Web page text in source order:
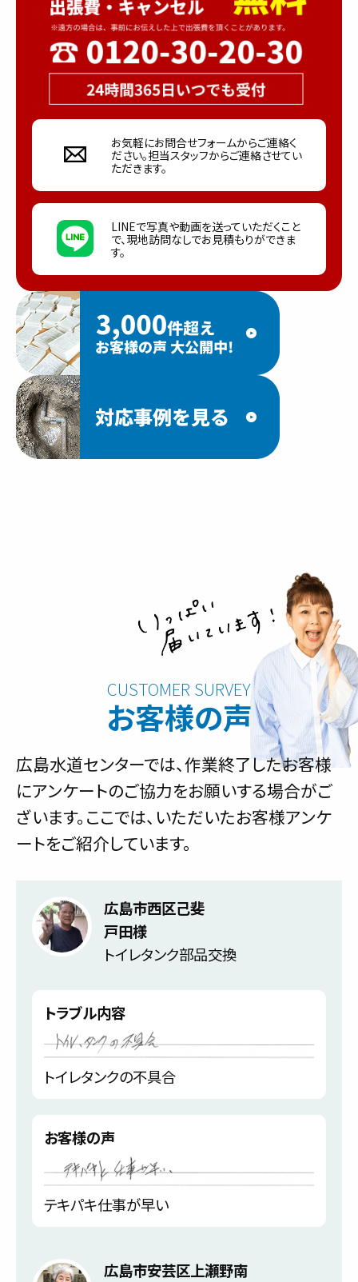
お気軽にお問合せフォームからご連絡く
ださい。担当スタッフからご連絡させてい
ただきます。
LINEで写真や動画を送っていただくこと
で、現地訪問なしでお見積もりができま
す。
お客様の声
広島水道センターでは、作業終了したお客様
にアンケートのご協力をお願いする場合がご
ざいます。ここでは、いただいたお客様アンケ
ートをご紹介しています。
広島市西区己斐
戸田様
トイレタンク部品交換
トラブル内容
トイレタンクの不具合
お客様の声
テキパキ仕事が早い
広島市安芸区上瀬野南